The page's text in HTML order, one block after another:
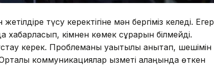
түсу керектігіне мән бергіміз келеді. Егер
хабарласып, кімнен көмек сұрарын білмейді.
керек. Проблеманы уақытылы анықтап, шешімін
коммуникациялар қызметі алаңында өткен